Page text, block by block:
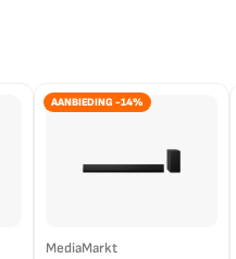
AANBIEDING -14%
MediaMarkt